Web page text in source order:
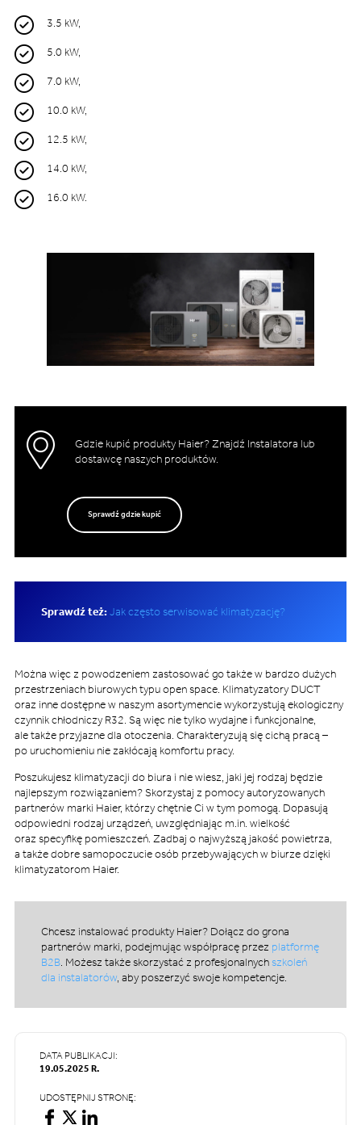
3.5 kW,
5.0 kW,
7.0 kW,
10.0 kW,
12.5 kW,
14.0 kW,
16.0 kW.
Gdzie kupić produkty Haier? Znajdź Instalatora lub
dostawcę naszych produktów.
Sprawdź gdzie kupić
Sprawdź też:Jak często serwisować klimatyzację?
Można więc z powodzeniem zastosować go także w bardzo dużych
przestrzeniach biurowych typu open space. Klimatyzatory DUCT
oraz inne dostępne w naszym asortymencie wykorzystują ekologiczny
czynnik chłodniczy R32. Są więc nie tylko wydajne i funkcjonalne,
ale także przyjazne dla otoczenia. Charakteryzują się cichą pracą –
po uruchomieniu nie zakłócają komfortu pracy.
Poszukujesz klimatyzacji do biura i nie wiesz, jaki jej rodzaj będzie
najlepszym rozwiązaniem? Skorzystaj z pomocy autoryzowanych
partnerów marki Haier, którzy chętnie Ci w tym pomogą. Dopasują
odpowiedni rodzaj urządzeń, uwzględniając m.in. wielkość
oraz specyfikę pomieszczeń. Zadbaj o najwyższą jakość powietrza,
a także dobre samopoczucie osób przebywających w biurze dzięki
klimatyzatorom Haier.
Chcesz instalować produkty Haier? Dołącz do grona
partnerów marki, podejmując współpracę przez platformę
B2B. Możesz także skorzystać z profesjonalnychszkoleń
dla instalatorów, aby poszerzyć swoje kompetencje.
DATA PUBLIKACJI:
19.05.2025 R.
UDOSTĘPNIJ STRONĘ: